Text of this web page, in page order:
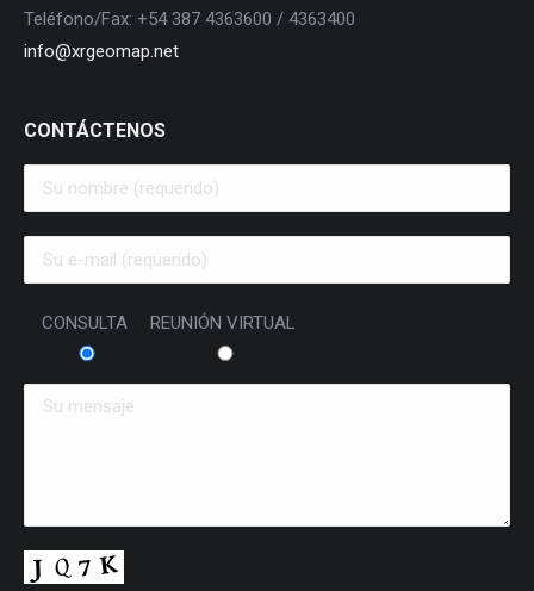
Teléfono/Fax: +54 387 4363600 / 4363400
info@xrgeomap.net
CONTÁCTENOS
CONSULTA REUNIÓN VIRTUAL